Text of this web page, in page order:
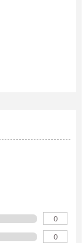
0
0